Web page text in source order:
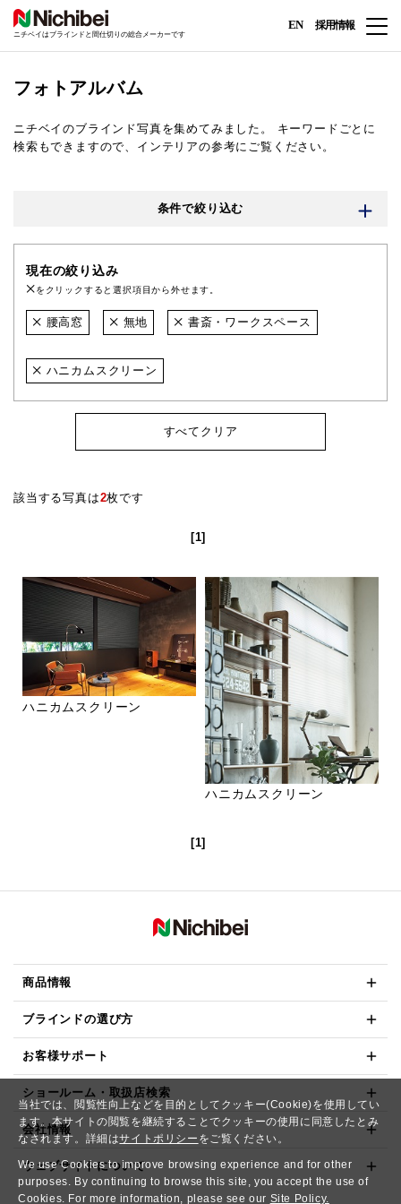
当社では、閲覧性向上などを目的としてクッキー(Cookie)を使用してい
ます。本サイトの閲覧を継続することでクッキーの使用に同意したとみ
なされます。詳細はサイトポリシー をご覧ください。
We use Cookies to improve browsing experience and for other
purposes. By continuing to browse this site, you accept the use of
Cookies. For more information, please see our Site Policy.
ニチベイはブラインドと間仕切りの総合メーカーです
EN 採用情報
フォトアルバム
ニチベイのブラインド写真を集めてみました。
キーワードごとに
検索もできますので、インテリアの参考にご覧ください。
条件で絞り込む
現在の絞り込み
をクリックすると選択項目から外せます。
腰高窓 無地 書斎・ワークスペース
ハニカムスクリーン
すべてクリア
該当する写真は2枚です
[1]
ハニカムスクリーン
ハニカムスクリーン
[1]
商品情報
ブラインドの選び方
お客様サポート
ショールーム・取扱店検索
会社情報
ウェブサイトについて